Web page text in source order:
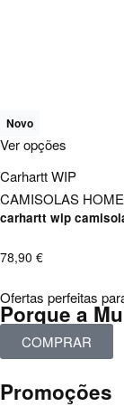
Novo
Ver opções
Carhartt WIP
CAMISOLAS
carhartt wip
78,90 €
Ofertas perfeitas
Porque a
COMPRAR
Promoções